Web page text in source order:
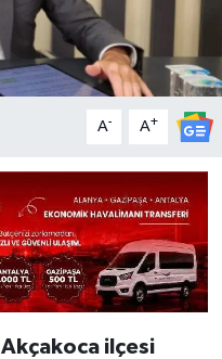
A- A+
Akçakoca ilçesi